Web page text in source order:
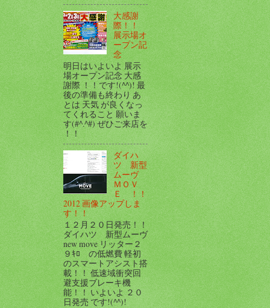
大感謝
際！！
展示場オ
ープン記
念
明日はいよいよ 展示
場オープン記念 大感
謝際 ！！です!(^^)! 最
後の準備も終わり あ
とは 天気 が良くなっ
てくれること 願いま
す(#^.^#) ぜひご来店を
！！
ダイハ
ツ 新型
ムーヴ
ＭＯＶ
Ｅ ！！
2012 画像アップしま
す！！
１２月２０日発売！！
ダイハツ 新型ムーヴ
new move リッター２
９ｷﾛ の低燃費 軽初
のスマートアシスト搭
載！！ 低速域衝突回
避支援ブレーキ機
能！！ いよいよ ２０
日発売 です!(^^)!